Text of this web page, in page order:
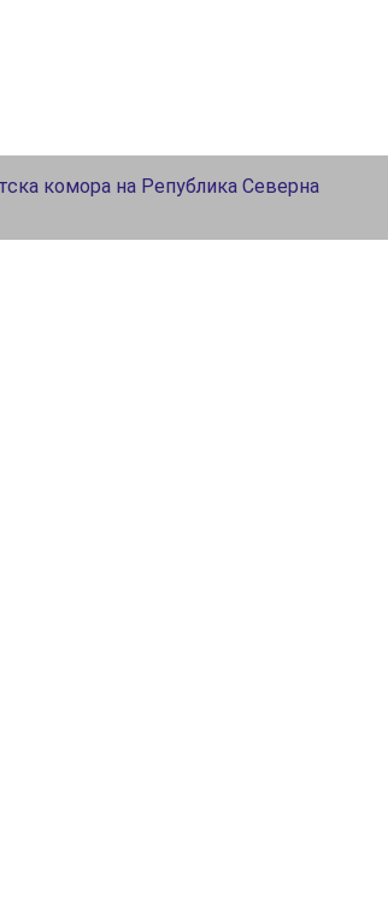
комора на Република Северна